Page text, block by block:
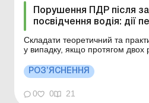
Порушення ПДР після
посвідчення водія: дії
Складати теоретичний та
у випадку, якщо протягом двох
більше адміністративних
забезпечення безпеки
ПДР...
РОЗ’ЯСНЕННЯ
0 0 21